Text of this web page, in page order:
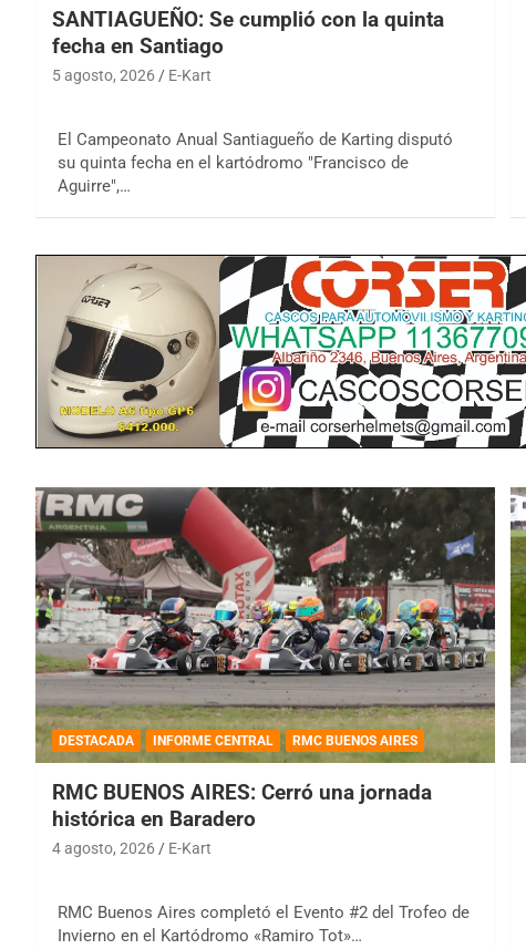
SANTIAGUEÑO: Se cumplió con la quinta
fecha en Santiago
5 agosto, 2026 E-Kart
El Campeonato Anual Santiagueño de Karting disputó
su quinta fecha en el kartódromo "Francisco de
Aguirre",…
DESTACADA INFORME CENTRAL RMC BUENOS AIRES
RMC BUENOS AIRES: Cerró una jornada
histórica en Baradero
4 agosto, 2026 E-Kart
RMC Buenos Aires completó el Evento #2 del Trofeo de
Invierno en el Kartódromo «Ramiro Tot»…